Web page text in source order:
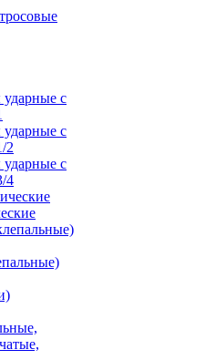
ударные с
ударные с
2
ударные с
4